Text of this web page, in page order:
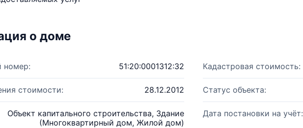
о доме
номер: 51:20:0001312:32 Кадастровая стоимость:
стоимости: 28.12.2012 Статус объекта:
Объект капитального строительства, Здание
(Многоквартирный дом, Жилой дом)
Дата постановки на учёт: